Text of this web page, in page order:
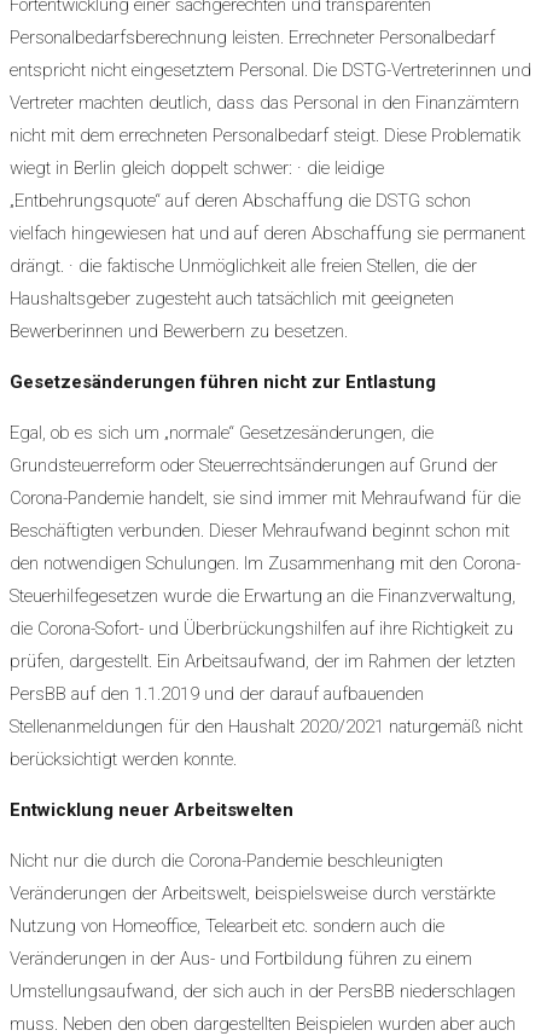
Fortentwicklung einer sachgerechten und transparenten
Personalbedarfsberechnung leisten. Errechneter Personalbedarf
entspricht nicht eingesetztem Personal. Die DSTG-Vertreterinnen und
Vertreter machten deutlich, dass das Personal in den Finanzämtern
nicht mit dem errechneten Personalbedarf steigt. Diese Problematik
wiegt in Berlin gleich doppelt schwer: · die leidige
„Entbehrungsquote“ auf deren Abschaffung die DSTG schon
vielfach hingewiesen hat und auf deren Abschaffung sie permanent
drängt. · die faktische Unmöglichkeit alle freien Stellen, die der
Haushaltsgeber zugesteht auch tatsächlich mit geeigneten
Bewerberinnen und Bewerbern zu besetzen.
Gesetzesänderungen führen nicht zur Entlastung
Egal, ob es sich um „normale“ Gesetzesänderungen, die
Grundsteuerreform oder Steuerrechtsänderungen auf Grund der
Corona-Pandemie handelt, sie sind immer mit Mehraufwand für die
Beschäftigten verbunden. Dieser Mehraufwand beginnt schon mit
den notwendigen Schulungen. Im Zusammenhang mit den Corona-
Steuerhilfegesetzen wurde die Erwartung an die Finanzverwaltung,
die Corona-Sofort- und Überbrückungshilfen auf ihre Richtigkeit zu
prüfen, dargestellt. Ein Arbeitsaufwand, der im Rahmen der letzten
PersBB auf den 1.1.2019 und der darauf aufbauenden
Stellenanmeldungen für den Haushalt 2020/2021 naturgemäß nicht
berücksichtigt werden konnte.
Entwicklung neuer Arbeitswelten
Nicht nur die durch die Corona-Pandemie beschleunigten
Veränderungen der Arbeitswelt, beispielsweise durch verstärkte
Nutzung von Homeoffice, Telearbeit etc. sondern auch die
Veränderungen in der Aus- und Fortbildung führen zu einem
Umstellungsaufwand, der sich auch in der PersBB niederschlagen
muss. Neben den oben dargestellten Beispielen wurden aber auch